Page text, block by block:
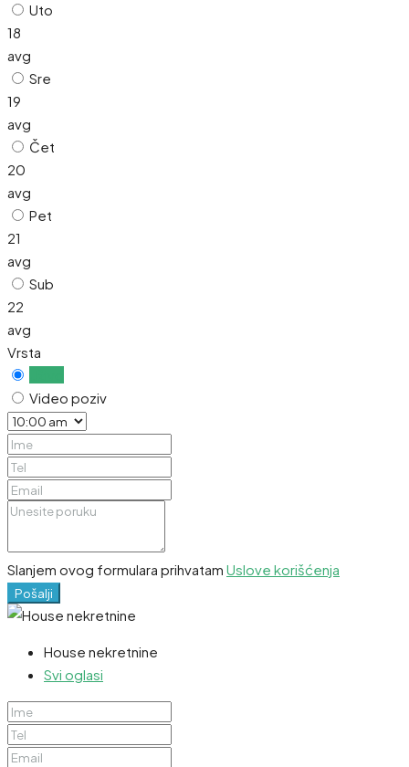
Uto
18
avg
Sre
19
avg
Čet
20
avg
Pet
21
avg
Sub
22
avg
Vrsta
Video poziv
Slanjem ovog formulara prihvatam Uslove korišćenja
Pošalji
House nekretnine
Svi oglasi